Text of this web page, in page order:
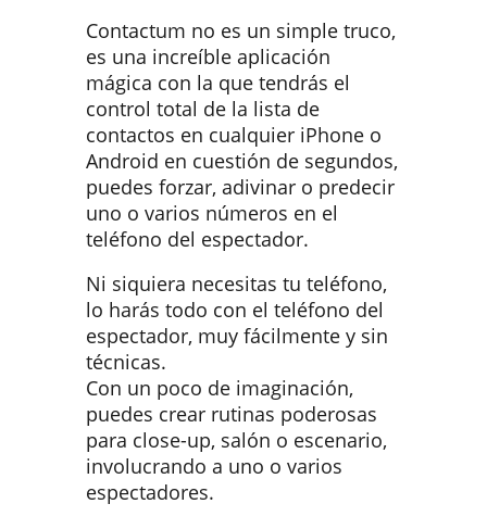
Contactum no es un simple truco,
es una increíble aplicación
mágica con la que tendrás el
control total de la lista de
contactos en cualquier iPhone o
Android en cuestión de segundos,
puedes forzar, adivinar o predecir
uno o varios números en el
teléfono del espectador.
Ni siquiera necesitas tu teléfono,
lo harás todo con el teléfono del
espectador, muy fácilmente y sin
técnicas.
Con un poco de imaginación,
puedes crear rutinas poderosas
para close-up, salón o escenario,
involucrando a uno o varios
espectadores.